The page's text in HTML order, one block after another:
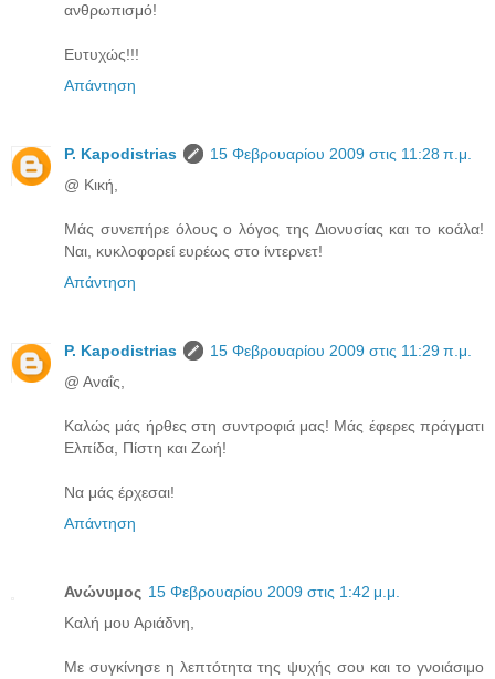
ανθρωπισμό!
Ευτυχώς!!!
Απάντηση
P. Kapodistrias
15 Φεβρουαρίου 2009 στις 11:28 π.μ.
@ Κική,
Μάς συνεπήρε όλους ο λόγος της Διονυσίας και το κοάλα!
Ναι, κυκλοφορεί ευρέως στο ίντερνετ!
Απάντηση
P. Kapodistrias
15 Φεβρουαρίου 2009 στις 11:29 π.μ.
@ Αναΐς,
Καλώς μάς ήρθες στη συντροφιά μας! Μάς έφερες πράγματι
Ελπίδα, Πίστη και Ζωή!
Να μάς έρχεσαι!
Απάντηση
Ανώνυμος 15 Φεβρουαρίου 2009 στις 1:42 μ.μ.
Καλή μου Αριάδνη,
Με συγκίνησε η λεπτότητα της ψυχής σου και το γνοιάσιμο